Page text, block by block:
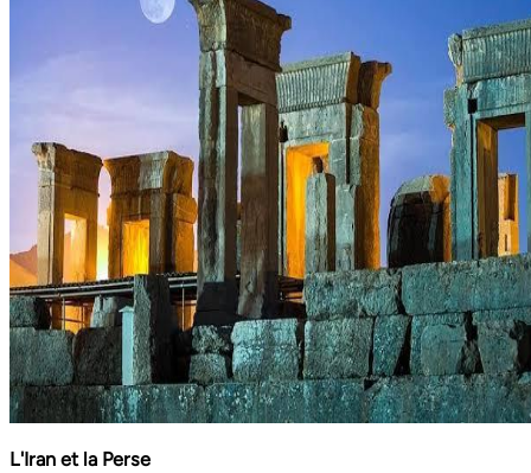
L'Iran et la Perse